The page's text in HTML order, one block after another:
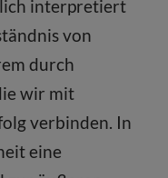
interpretiert
von
durch
wir mit
verbinden. In
eine